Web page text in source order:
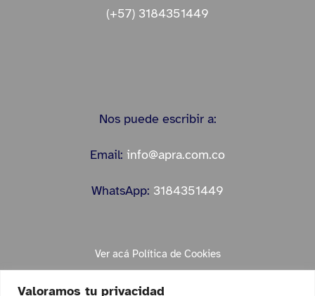
Valoramos tu privacidad
(+57) 3184351449
Nos puede escribir a:
Email: info@apra.com.co
WhatsApp: 3184351449
Ver acá Política de Cookies